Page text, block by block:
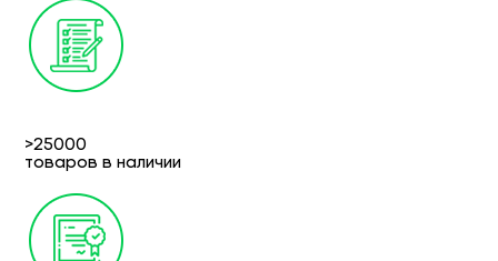
>25000
товаров в наличии